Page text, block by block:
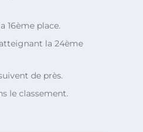
16ème place.
la 24ème
de près.
le classement.